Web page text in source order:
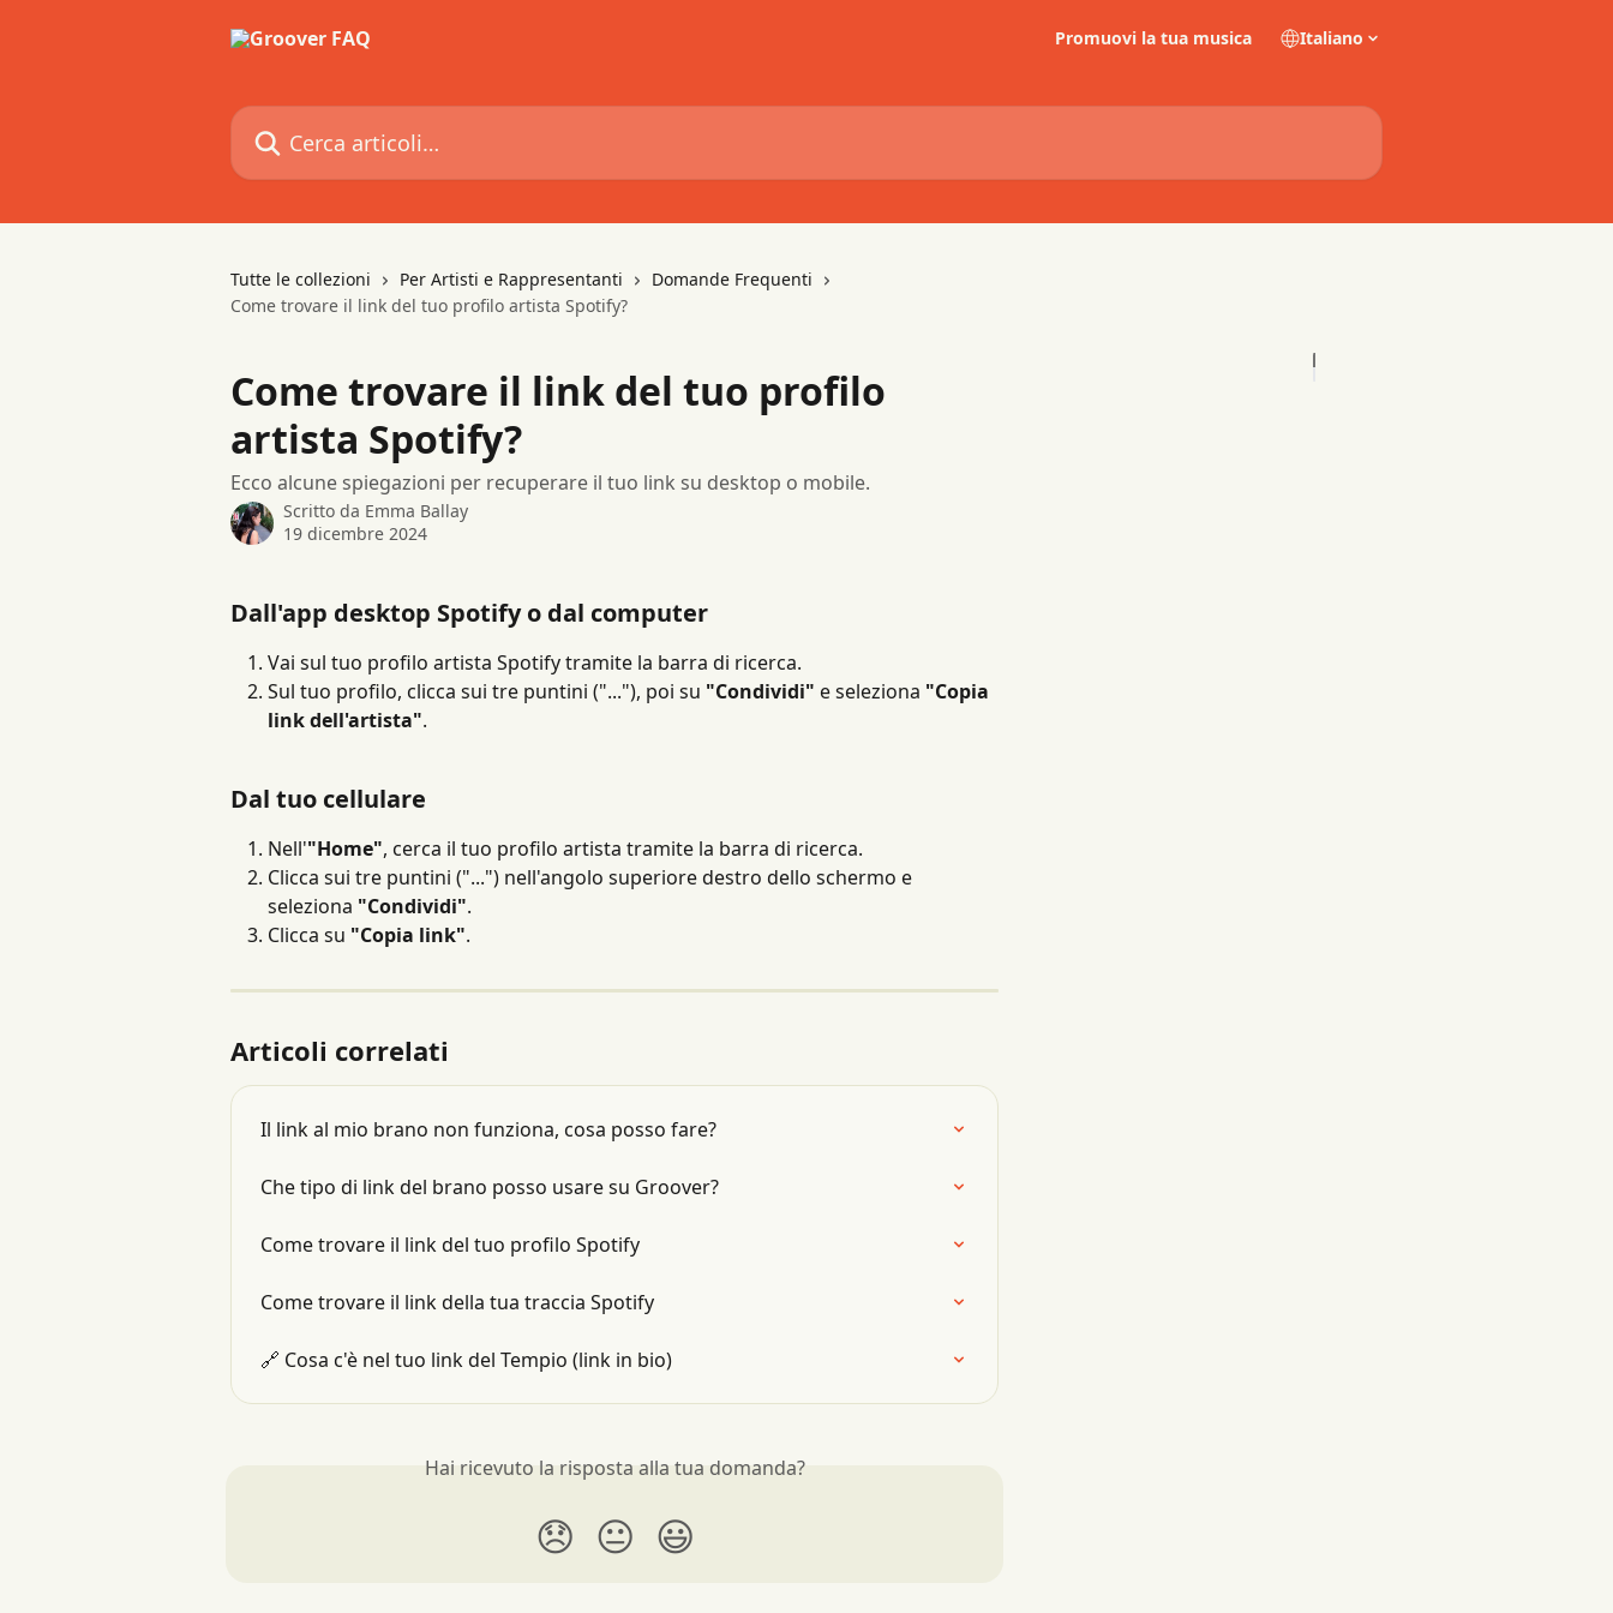
Promuovi la tua musica Italiano
Cerca articoli…
Tutte le collezioni Per Artisti e Rappresentanti
Domande Frequenti
Come trovare il link del tuo profilo artista Spotify?
Come trovare il link del tuo profilo
artista Spotify?
Ecco alcune spiegazioni per recuperare il tuo link su desktop o mobile.
Scritto da Emma Ballay
19 dicembre 2024
Dall'app desktop Spotify o dal computer
Vai sul tuo profilo artista Spotify tramite la barra di ricerca.
Sul tuo profilo, clicca sui tre puntini ("..."), poi su "Condividi" e seleziona "Copia
link dell'artista".
Dal tuo cellulare
Nell'"Home", cerca il tuo profilo artista tramite la barra di ricerca.
Clicca sui tre puntini ("...") nell'angolo superiore destro dello schermo e
seleziona "Condividi".
Clicca su "Copia link".
Articoli correlati
Il link al mio brano non funziona, cosa posso fare?
Che tipo di link del brano posso usare su Groover?
Come trovare il link del tuo profilo Spotify
Come trovare il link della tua traccia Spotify
🔗 Cosa c'è nel tuo link del Tempio (link in bio)
Hai ricevuto la risposta alla tua domanda?
😞 😐 😃